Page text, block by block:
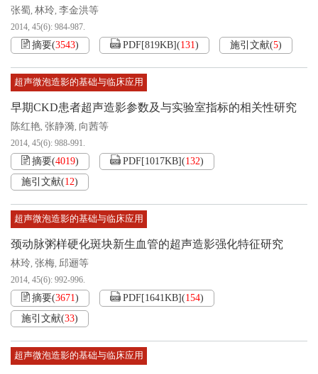
张蜀, 林玲, 李金洪等
2014, 45(6): 984-987.
摘要(3543) PDF[819KB](131) 施引文献(5)
超声微泡造影的基础与临床应用
早期CKD患者超声造影参数及与实验室指标的相关性研究
陈红艳, 张静漪, 向茜等
2014, 45(6): 988-991.
摘要(4019) PDF[1017KB](132)
施引文献(12)
超声微泡造影的基础与临床应用
颈动脉粥样硬化斑块新生血管的超声造影强化特征研究
林玲, 张梅, 邱逦等
2014, 45(6): 992-996.
摘要(3671) PDF[1641KB](154)
施引文献(33)
超声微泡造影的基础与临床应用